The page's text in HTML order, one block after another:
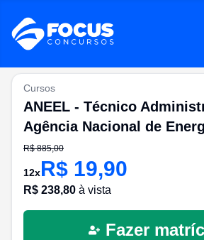
Cursos
ANEEL - Técnico
Agência Nacional de
R$885,00
12xR$ 19,90
R$ 238,80 à vista
Fazer